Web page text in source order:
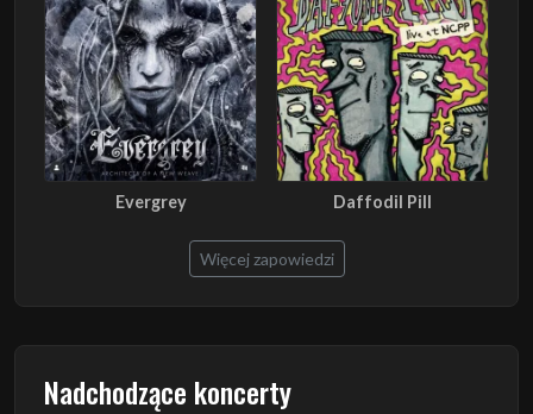
Evergrey Daffodil Pill
Więcej zapowiedzi
Nadchodzące koncerty